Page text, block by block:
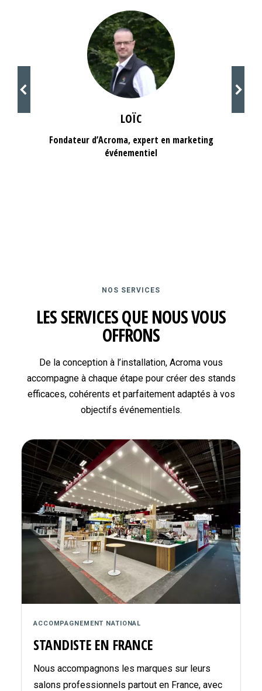
LOÏC
Fondateur d’Acroma, expert en marketing
événementiel
NOS SERVICES
LES SERVICES QUE NOUS VOUS
OFFRONS
De la conception à l’installation, Acroma vous
accompagne à chaque étape pour créer des stands
efficaces, cohérents et parfaitement adaptés à vos
objectifs événementiels.
ACCOMPAGNEMENT NATIONAL
STANDISTE EN FRANCE
Nous accompagnons les marques sur leurs
salons professionnels partout en France, avec